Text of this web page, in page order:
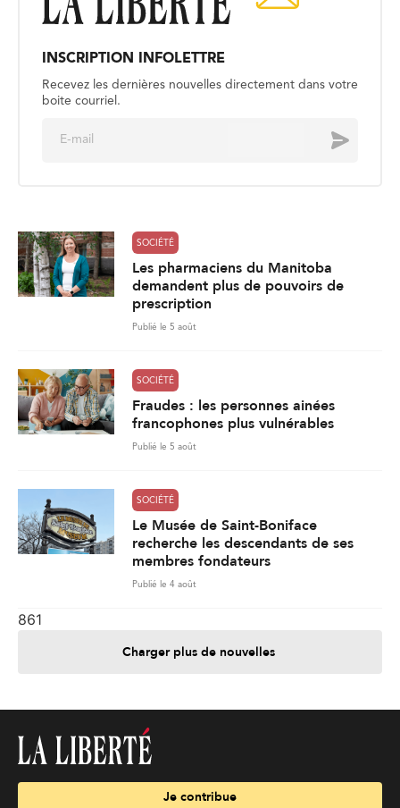
INSCRIPTION INFOLETTRE
Recevez les dernières nouvelles directement dans votre
boite courriel.
Envoyer
SOCIÉTÉ
Les pharmaciens du Manitoba
demandent plus de pouvoirs de
prescription
Publié le 5 août
SOCIÉTÉ
Fraudes : les personnes ainées
francophones plus vulnérables
Publié le 5 août
SOCIÉTÉ
Le Musée de Saint-Boniface
recherche les descendants de ses
membres fondateurs
Publié le 4 août
861
Charger plus de nouvelles
Je contribue